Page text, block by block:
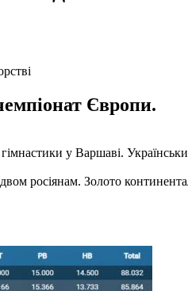
Європи.
у Варшаві.
росіянам. Золото